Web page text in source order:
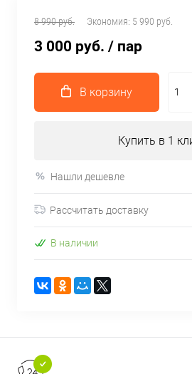
8 990 руб. Экономия: 5 990 руб.
3 000 руб. / пар
В корзину
Купить в 1
Нашли дешевле
Рассчитать доставку
В наличии